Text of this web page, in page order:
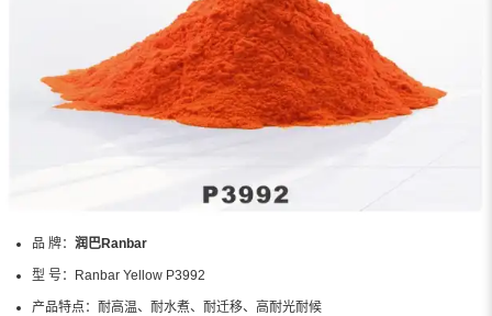
品 牌： 润巴Ranbar
型 号： Ranbar Yellow P3992
产品特点： 耐高温、耐水煮、耐迁移、高耐光耐候